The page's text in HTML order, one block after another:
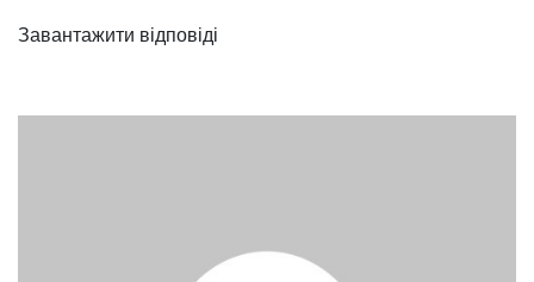
Завантажити відповіді